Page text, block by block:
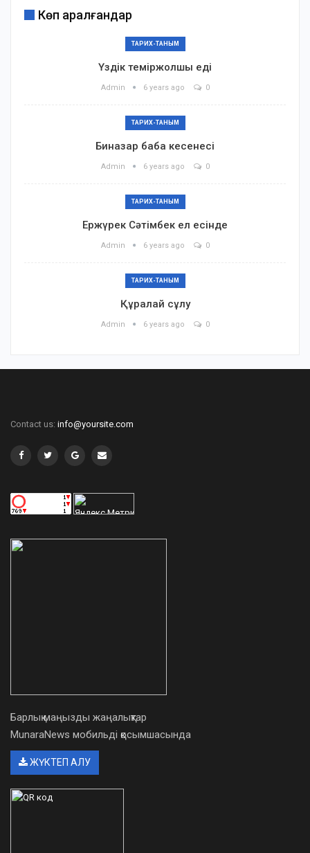
Көп қаралғандар
ТАРИХ-ТАНЫМ
Үздік теміржолшы еді
Admin 6 years ago 0
ТАРИХ-ТАНЫМ
Биназар баба кесенесі
Admin 6 years ago 0
ТАРИХ-ТАНЫМ
Ержүрек Сәтімбек ел есінде
Admin 6 years ago 0
ТАРИХ-ТАНЫМ
Құралай сұлу
Admin 6 years ago 0
Contact us: info@yoursite.com
Барлық маңызды жаңалықтар
MunaraNews мобильді қосымшасында
ЖҮКТЕП АЛУ